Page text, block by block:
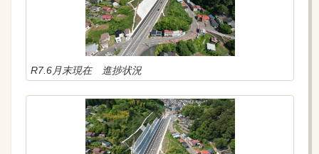
R7.6月末現在 進捗状況